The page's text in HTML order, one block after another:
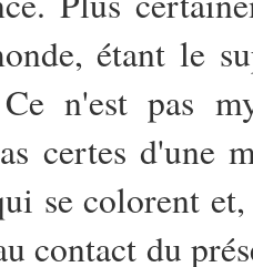
étant le
n'est pas
certes d'une
se colorent
contact du